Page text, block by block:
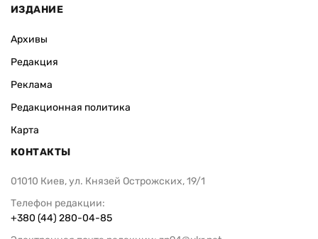
ИЗДАНИЕ
Архивы
Редакция
Реклама
Редакционная политика
Карта
КОНТАКТЫ
01010 Киев, ул. Князей Острожских, 19/1
Телефон редакции:
+380 (44) 280-04-85